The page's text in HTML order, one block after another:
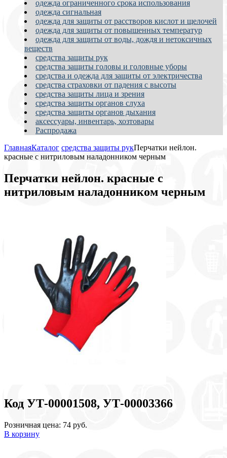
одежда ограниченного срока использования
одежда сигнальная
одежда для защиты от расстворов кислот и щелочей
одежда для защиты от повышенных температур
одежда для защиты от воды, дождя и нетоксичных
веществ
средства защиты рук
средства защиты головы и головные уборы
средства и одежда для защиты от электричества
средства страховки от падения с высоты
средства защиты лица и зрения
средства защиты органов слуха
средства защиты органов дыхания
аксессуары, инвентарь, хозтовары
Распродажа
ГлавнаяКаталог средства защиты рукПерчатки нейлон.
красные с нитриловым наладонником черным
Перчатки нейлон. красные с
нитриловым наладонником черным
Код УТ-00001508, УТ-00003366
Розничная цена: 74 руб.
В корзину